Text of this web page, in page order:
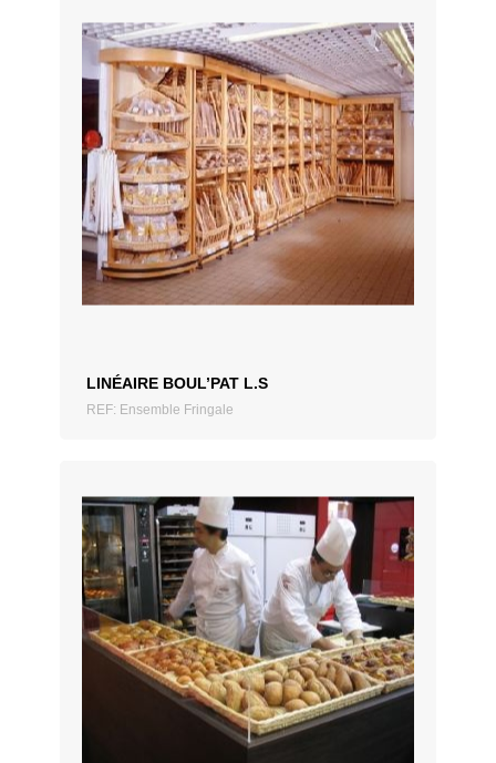
LINÉAIRE BOUL’PAT L.S
REF: Ensemble Fringale